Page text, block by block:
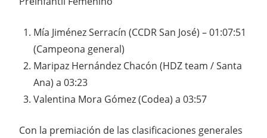
Mía Jiménez Serracín (CCDR San José) – 01:07:51
(Campeona general)
Maripaz Hernández Chacón (HDZ team / Santa
Ana) a 03:23
Valentina Mora Gómez (Codea) a 03:57
Con la premiación de las clasificaciones generales